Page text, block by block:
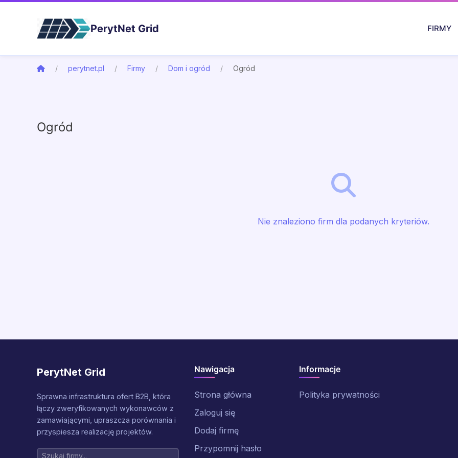
PerytNet Grid FIRMY
perytnet.pl Firmy Dom i ogród Ogród
Ogród
Nie znaleziono firm dla podanych kryteriów.
PerytNet Grid
Sprawna infrastruktura ofert B2B, która
łączy zweryfikowanych wykonawców z
zamawiającymi, upraszcza porównania i
przyspiesza realizację projektów.
Nawigacja
Strona główna
Zaloguj się
Dodaj firmę
Przypomnij hasło
Informacje
Polityka prywatności